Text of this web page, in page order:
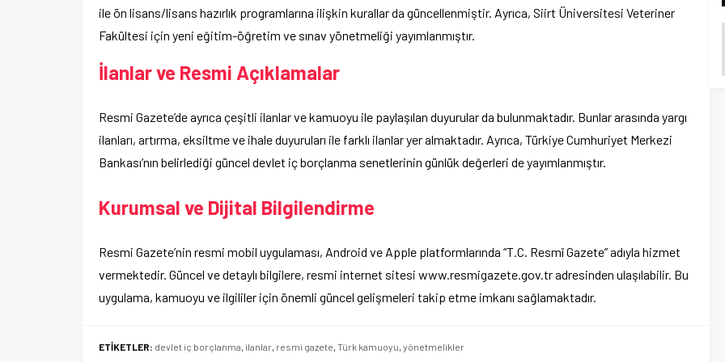
ile ön lisans/lisans hazırlık programlarına ilişkin kurallar da güncellenmiştir. Ayrıca, Siirt Üniversitesi Veteriner
Fakültesi için yeni eğitim-öğretim ve sınav yönetmeliği yayımlanmıştır.
İlanlar ve Resmi Açıklamalar
Resmi Gazete’de ayrıca çeşitli ilanlar ve kamuoyu ile paylaşılan duyurular da bulunmaktadır. Bunlar arasında yargı
ilanları, artırma, eksiltme ve ihale duyuruları ile farklı ilanlar yer almaktadır. Ayrıca, Türkiye Cumhuriyet Merkezi
Bankası’nın belirlediği güncel devlet iç borçlanma senetlerinin günlük değerleri de yayımlanmıştır.
Kurumsal ve Dijital Bilgilendirme
Resmi Gazete’nin resmi mobil uygulaması, Android ve Apple platformlarında “T.C. Resmî Gazete” adıyla hizmet
vermektedir. Güncel ve detaylı bilgilere, resmi internet sitesi www.resmigazete.gov.tr adresinden ulaşılabilir. Bu
uygulama, kamuoyu ve ilgililer için önemli güncel gelişmeleri takip etme imkanı sağlamaktadır.
ETİKETLER: devlet iç borçlanma, ilanlar, resmi gazete, Türk kamuoyu, yönetmelikler